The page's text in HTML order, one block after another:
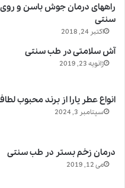
راههای درمان جوش باسن و روی
سنتی
اکتبر 24, 2018
آش سلامتی در طب سنتی
ژانویه 23, 2019
انواع عطر یارا از برند محبوب
سپتامبر 3, 2024
درمان زخم بستر در طب سنتی
می 12, 2019